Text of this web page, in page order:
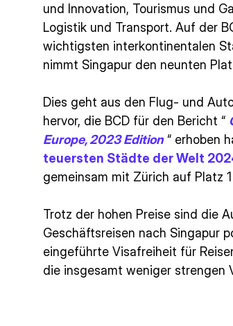
und Innovation, Tourismus und
Logistik und Transport. Auf der
wichtigsten interkontinentalen
nimmt Singapur den neunten
Dies geht aus den Flug- und
hervor, die BCD für den Bericht “
Europe, 2023 Edition “ erhoben
teuersten Städte der Welt
gemeinsam mit Zürich auf Platz 1
Trotz der hohen Preise sind die
Geschäftsreisen nach Singapur
eingeführte Visafreiheit für
die insgesamt weniger strengen